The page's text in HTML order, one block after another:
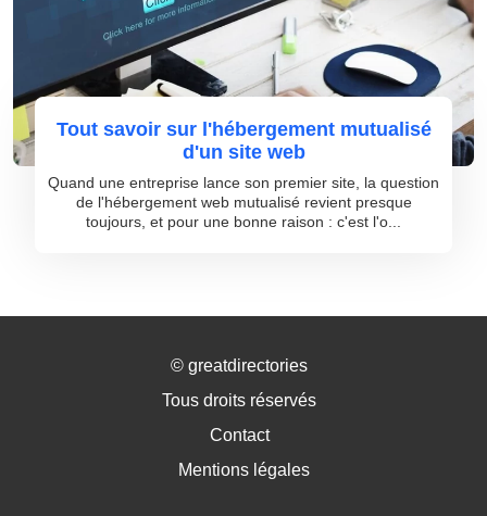
Tout savoir sur l'hébergement mutualisé
d'un site web
Quand une entreprise lance son premier site, la question
de l'hébergement web mutualisé revient presque
toujours, et pour une bonne raison : c'est l'o...
© greatdirectories
Tous droits réservés
Contact
Mentions légales